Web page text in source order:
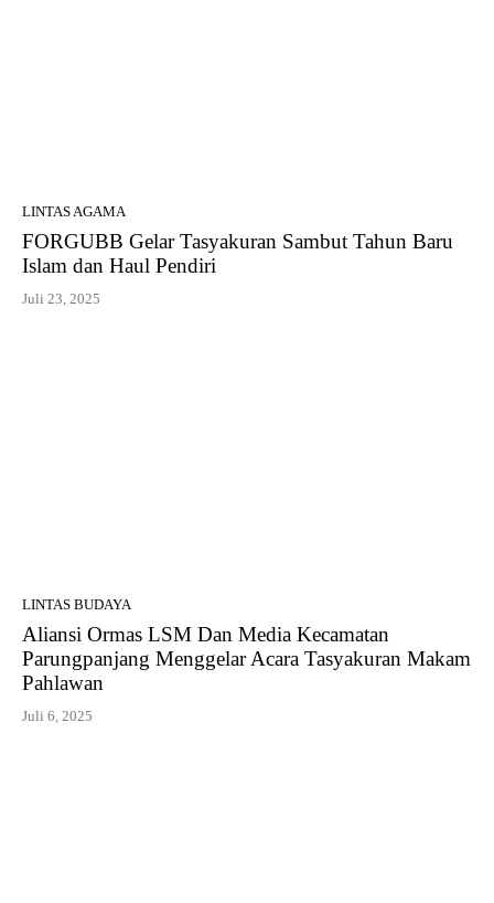
LINTAS AGAMA
FORGUBB Gelar Tasyakuran Sambut Tahun Baru
Islam dan Haul Pendiri
Juli 23, 2025
LINTAS BUDAYA
Aliansi Ormas LSM Dan Media Kecamatan
Parungpanjang Menggelar Acara Tasyakuran Makam
Pahlawan
Juli 6, 2025